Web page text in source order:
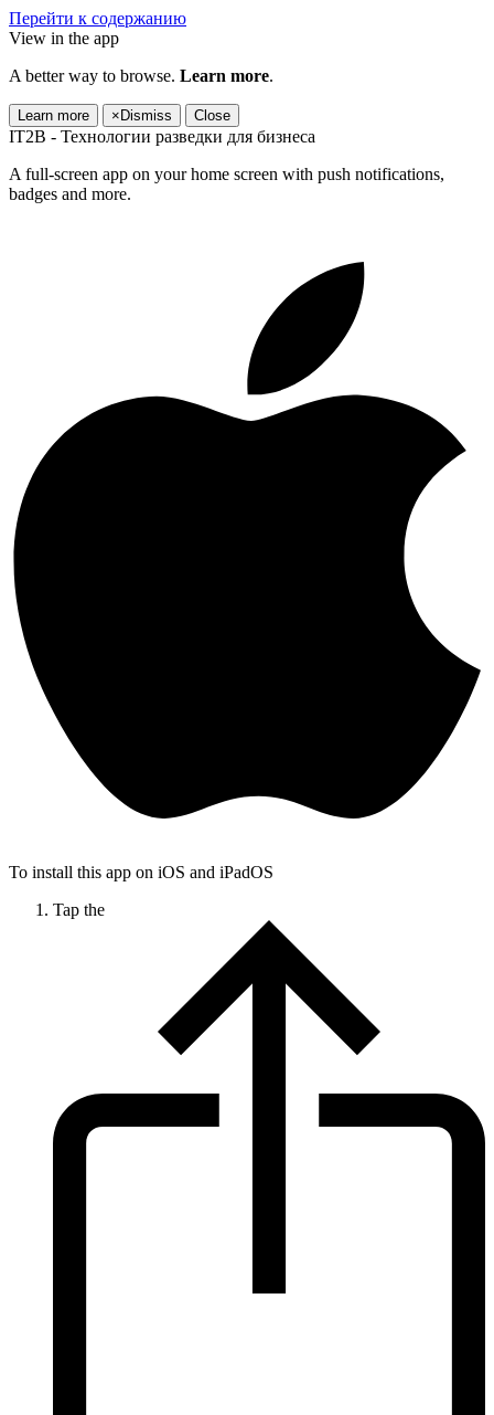
Перейти к содержанию
View in the app
A better way to browse. Learn more.
Learn more × Dismiss Close
IT2B - Технологии разведки для бизнеса
A full-screen app on your home screen with push notifications,
badges and more.
To install this app on iOS and iPadOS
Tap the